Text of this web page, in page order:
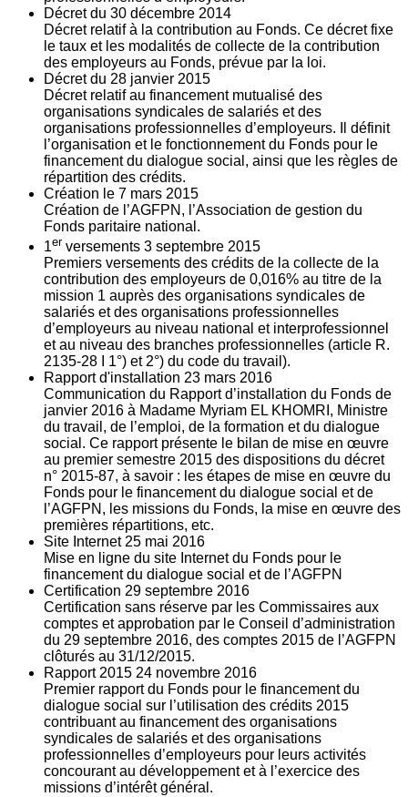
Décret du 30 décembre 2014
Décret relatif à la contribution au Fonds. Ce décret fixe
le taux et les modalités de collecte de la contribution
des employeurs au Fonds, prévue par la loi.
Décret du 28 janvier 2015
Décret relatif au financement mutualisé des
organisations syndicales de salariés et des
organisations professionnelles d’employeurs. Il définit
l’organisation et le fonctionnement du Fonds pour le
financement du dialogue social, ainsi que les règles de
répartition des crédits.
Création le 7 mars 2015
Création de l’AGFPN, l’Association de gestion du
Fonds paritaire national.
1er versements 3 septembre 2015
Premiers versements des crédits de la collecte de la
contribution des employeurs de 0,016% au titre de la
mission 1 auprès des organisations syndicales de
salariés et des organisations professionnelles
d’employeurs au niveau national et interprofessionnel
et au niveau des branches professionnelles (article R.
2135‐28 I 1°) et 2°) du code du travail).
Rapport d'installation 23 mars 2016
Communication du Rapport d’installation du Fonds de
janvier 2016 à Madame Myriam EL KHOMRI, Ministre
du travail, de l’emploi, de la formation et du dialogue
social. Ce rapport présente le bilan de mise en œuvre
au premier semestre 2015 des dispositions du décret
n° 2015-87, à savoir : les étapes de mise en œuvre du
Fonds pour le financement du dialogue social et de
l’AGFPN, les missions du Fonds, la mise en œuvre des
premières répartitions, etc.
Site Internet 25 mai 2016
Mise en ligne du site Internet du Fonds pour le
financement du dialogue social et de l’AGFPN
Certification 29 septembre 2016
Certification sans réserve par les Commissaires aux
comptes et approbation par le Conseil d’administration
du 29 septembre 2016, des comptes 2015 de l’AGFPN
clôturés au 31/12/2015.
Rapport 2015 24 novembre 2016
Premier rapport du Fonds pour le financement du
dialogue social sur l’utilisation des crédits 2015
contribuant au financement des organisations
syndicales de salariés et des organisations
professionnelles d’employeurs pour leurs activités
concourant au développement et à l’exercice des
missions d’intérêt général.